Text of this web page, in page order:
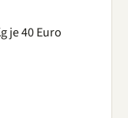
je 40 Euro